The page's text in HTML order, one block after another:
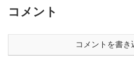
コメント
コメントを書き